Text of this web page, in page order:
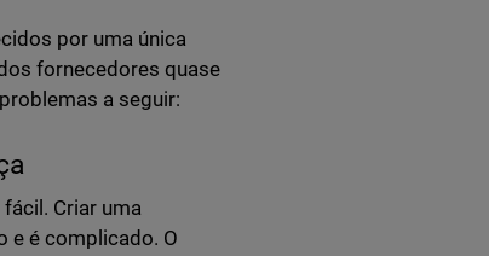
por uma única
fornecedores quase
a seguir:
Criar uma
e é complicado. O